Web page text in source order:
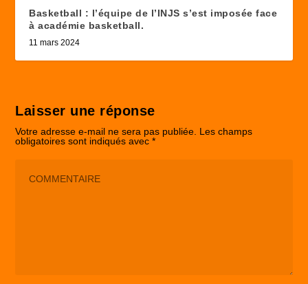
Basketball : l’équipe de l’INJS s’est imposée face
à académie basketball.
11 mars 2024
Laisser une réponse
Votre adresse e-mail ne sera pas publiée. Les champs
obligatoires sont indiqués avec*